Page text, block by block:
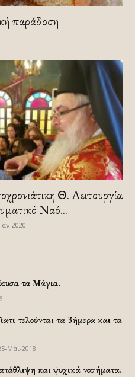
παράδοση
Θ. Λειτουργία
Ναό...
2020
τα Μάγια.
τελούνται τα 3ήμερα και τα
Μάι-2018
και ψυχικά νοσήματα.